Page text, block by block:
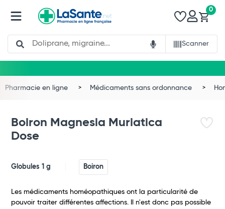
Search
Scanner
0
Pharmacie en ligne Médicaments sans ordonnance
Boiron Magnesia Muriatica
Dose
Globules 1 g Boiron
Les médicaments homéopathiques ont la particularité de
pouvoir traiter différentes affections. Il n'est donc pas possible